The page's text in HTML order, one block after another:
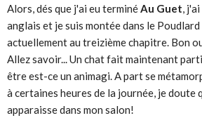
Alors, dés que j'ai eu terminéAu Guet,
anglais et je suis montée dans le Poudlard
actuellement au treizième chapitre. Bon
Allez savoir... Un chat fait maintenant
être est-ce un animagi. A part se
à certaines heures de la journée, je doute
apparaisse dans mon salon!